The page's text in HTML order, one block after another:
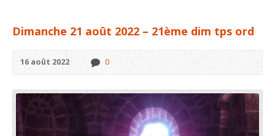
Dimanche 21 août 2022 – 21ème dim tps ord
16 août 2022 0